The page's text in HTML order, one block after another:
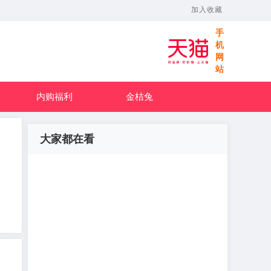
加入收藏
手
机
网
站
内购福利 金桔兔
大家都在看